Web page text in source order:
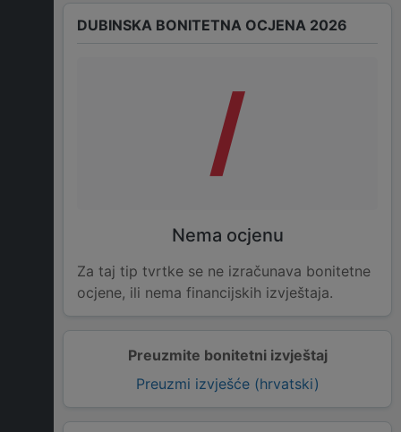
Preuzmite bonitetni izvještaj
Preuzmi izvješće (hrvatski)
DUBINSKA BONITETNA OCJENA 2026
/
Nema ocjenu
Za taj tip tvrtke se ne izračunava bonitetne
ocjene, ili nema financijskih izvještaja.